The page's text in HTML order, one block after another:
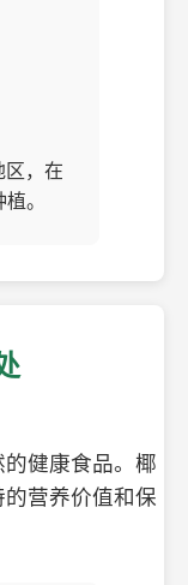
，在
。
健康食品。椰
营养价值和保